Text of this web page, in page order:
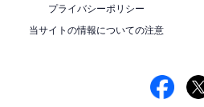
プライバシーポリシー
当サイトの情報についての注意